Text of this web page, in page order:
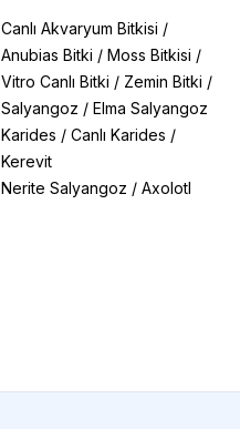
Canlı Akvaryum Bitkisi /
Anubias Bitki / Moss Bitkisi /
Vitro Canlı Bitki / Zemin Bitki /
Salyangoz / Elma Salyangoz
Karides / Canlı Karides /
Kerevit
Nerite Salyangoz / Axolotl